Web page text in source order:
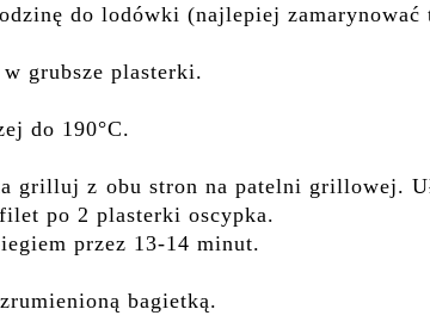
do lodówki (najlepiej zamarynować
grubsze plasterki.
do 190°C.
grilluj z obu stron na patelni grillowej.
po 2 plasterki oscypka.
przez 13-14 minut.
bagietką.